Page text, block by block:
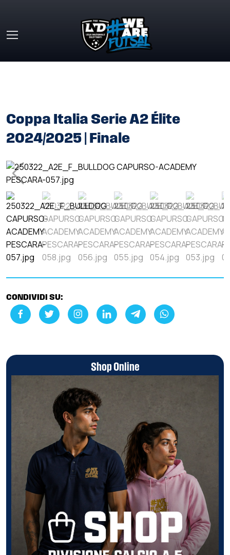
Coppa Italia Serie A2 Élite
2024/2025 | Finale
CONDIVIDI SU:
Shop Online